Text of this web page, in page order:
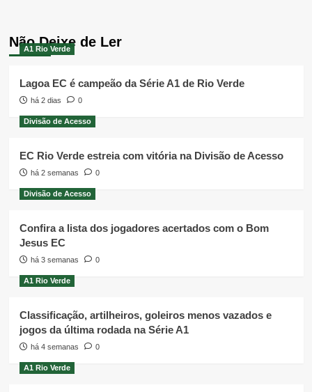
Não Deixe de Ler
A1 Rio Verde
Lagoa EC é campeão da Série A1 de Rio Verde
há 2 dias 0
Divisão de Acesso
EC Rio Verde estreia com vitória na Divisão de Acesso
há 2 semanas 0
Divisão de Acesso
Confira a lista dos jogadores acertados com o Bom
Jesus EC
há 3 semanas 0
A1 Rio Verde
Classificação, artilheiros, goleiros menos vazados e
jogos da última rodada na Série A1
há 4 semanas 0
A1 Rio Verde